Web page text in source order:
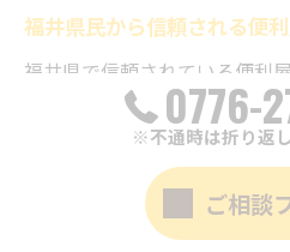
福井県民から信頼される便
福井県で信頼されている便利
に対してきめ細やかな対応を
齢者の一人暮らし世帯からの
刈り」など、日常生活の中で
つ丁寧に応じている事例が多
0776-
※不通時は折り返し
ご相談